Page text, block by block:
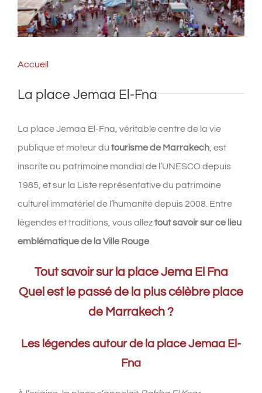
Accueil
La place Jemaa El-Fna
La place Jemaa El-Fna, véritable centre de la vie
publique et moteur du tourisme de Marrakech, est
inscrite au patrimoine mondial de l’UNESCO depuis
1985, et sur la Liste représentative du patrimoine
culturel immatériel de l’humanité depuis 2008. Entre
légendes et traditions, vous alleztout savoir sur ce lieu
emblématique de la Ville Rouge.
Tout savoir sur la place Jema El Fna
Quel est le passé de la plus célèbre place
de Marrakech ?
Les légendes autour de la place Jemaa El-
Fna